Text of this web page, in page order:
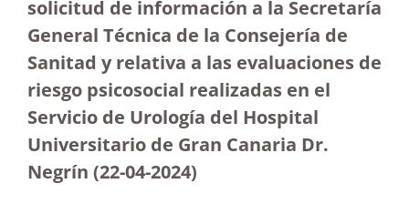
solicitud de información a la Secretaría
General Técnica de la Consejería de
Sanitad y relativa a las evaluaciones de
riesgo psicosocial realizadas en el
Servicio de Urología del Hospital
Universitario de Gran Canaria Dr.
Negrín (22-04-2024)